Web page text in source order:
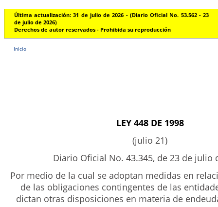
Última actualización: 31 de julio de 2026 - (Diario Oficial No. 53.562 - 23
de julio de 2026)
Derechos de autor reservados - Prohibida su reproducción
Inicio
LEY 448 DE 1998
(julio 21)
Diario Oficial No. 43.345, de 23 de julio
Por medio de la cual se adoptan medidas en
de las obligaciones contingentes de las
dictan otras disposiciones en materia de